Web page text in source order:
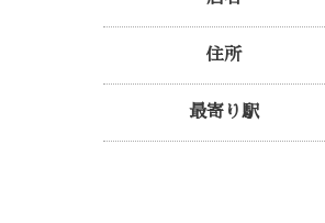
住所
最寄り駅